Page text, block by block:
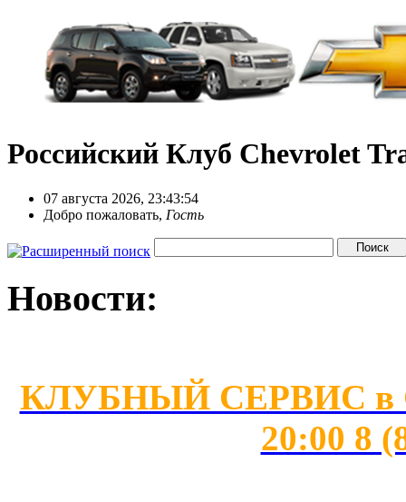
Российский Клуб Chevrolet
07 августа 2026, 23:43:54
Добро пожаловать, Гость
Новости:
КЛУБНЫЙ СЕРВИС в
20:00 8